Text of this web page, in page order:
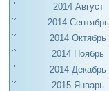
2014 Август
2014 Сентябрь
2014 Октябрь
2014 Ноябрь
2014 Декабрь
2015 Январь